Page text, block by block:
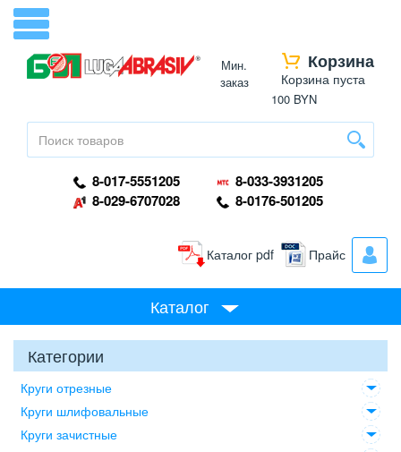
Корзина
Корзина пуста
Мин.
заказ
100 BYN
8-017-5551205
8-033-3931205
8-029-6707028
8-0176-501205
Каталог pdf Прайс
Каталог
Категории
Круги отрезные
Круги шлифовальные
Круги зачистные